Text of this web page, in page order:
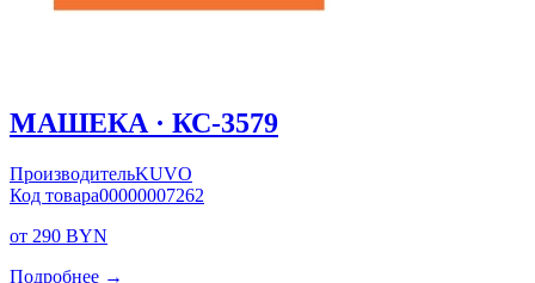
МАШЕКА · КС-3579
ПроизводительKUVO
Код товара00000007262
от 290 BYN
Подробнее →